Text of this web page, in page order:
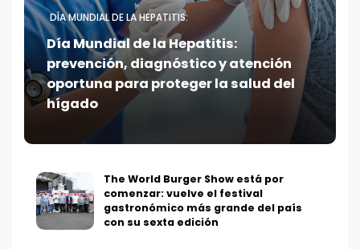
DÍA MUNDIAL DE LA HEPATITIS:
Día Mundial de la Hepatitis:
prevención, diagnóstico y atención
oportuna para proteger la salud del
hígado
The World Burger Show está por
comenzar: vuelve el festival
gastronómico más grande del país
con su sexta edición